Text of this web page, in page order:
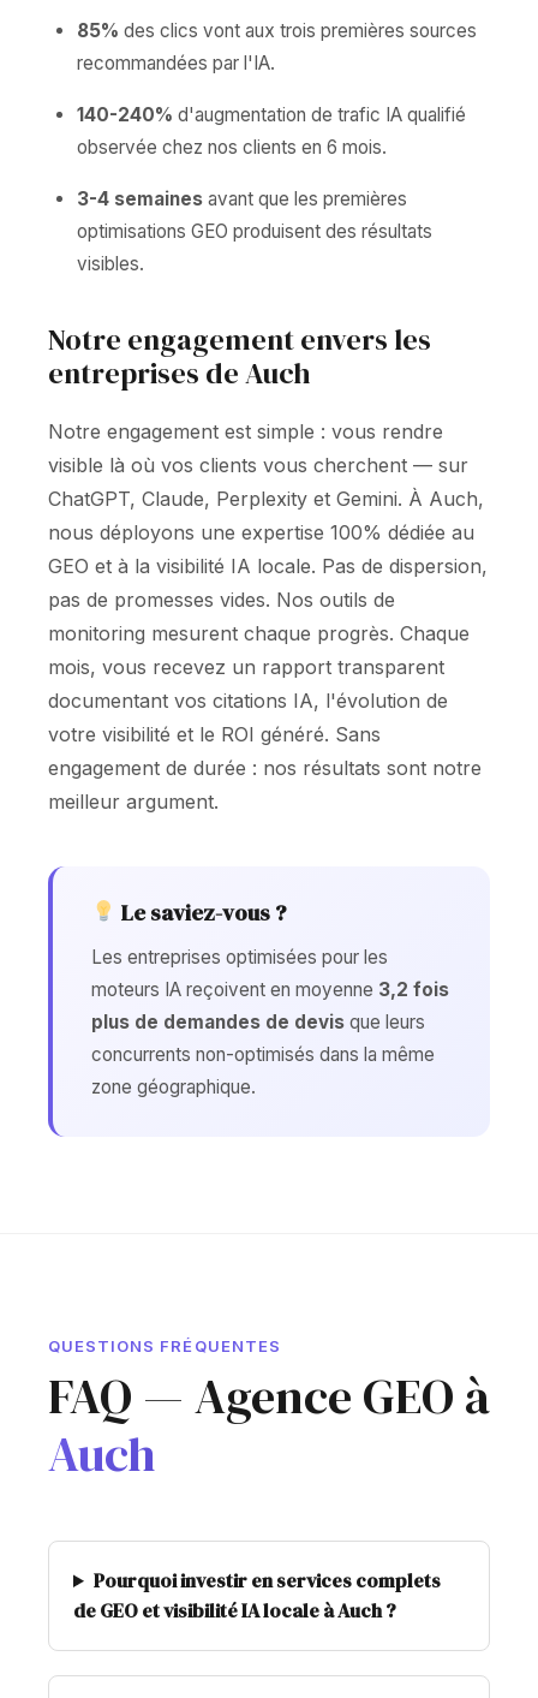
85% des clics vont aux trois premières sources
recommandées par l'IA.
140-240% d'augmentation de trafic IA qualifié
observée chez nos clients en 6 mois.
3-4 semaines avant que les premières
optimisations GEO produisent des résultats
visibles.
Notre engagement envers les
entreprises de Auch
Notre engagement est simple : vous rendre
visible là où vos clients vous cherchent — sur
ChatGPT, Claude, Perplexity et Gemini. À Auch,
nous déployons une expertise 100% dédiée au
GEO et à la visibilité IA locale. Pas de dispersion,
pas de promesses vides. Nos outils de
monitoring mesurent chaque progrès. Chaque
mois, vous recevez un rapport transparent
documentant vos citations IA, l'évolution de
votre visibilité et le ROI généré. Sans
engagement de durée : nos résultats sont notre
meilleur argument.
Le saviez-vous ?
Les entreprises optimisées pour les
moteurs IA reçoivent en moyenne 3,2 fois
plus de demandes de devis que leurs
concurrents non-optimisés dans la même
zone géographique.
QUESTIONS FRÉQUENTES
FAQ — Agence GEO à
Auch
Pourquoi investir en services complets
de GEO et visibilité IA locale à Auch ?